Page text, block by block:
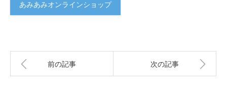
あみあみオンラインショップ
前の記事 次の記事